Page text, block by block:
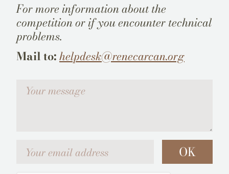
For more information about the
competition or if you encounter technical
problems.
Mail to:helpdesk@renecarcan.org
Votre message
OK